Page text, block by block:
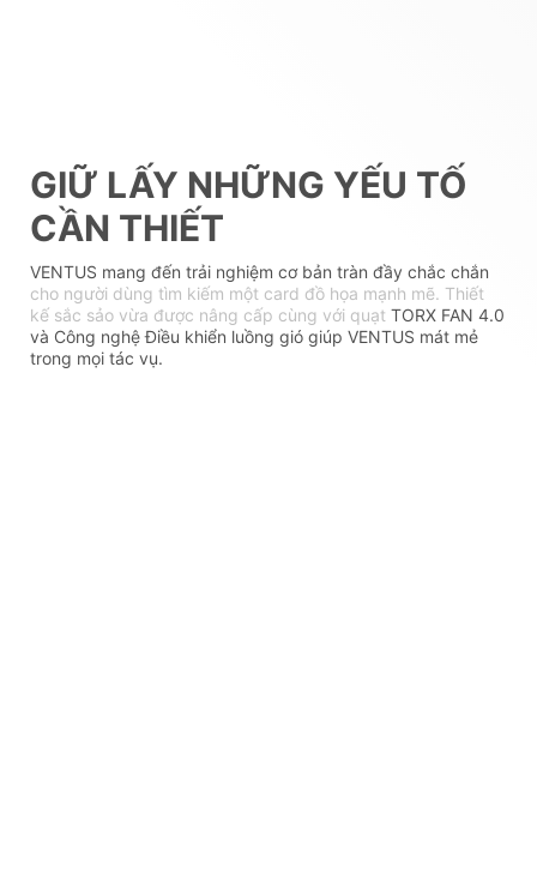
GIỮ LẤY NHỮNG YẾU TỐ
CẦN THIẾT
VENTUS mang đến trải nghiệm cơ bản tràn đầy chắc chắn
cho người dùng tìm kiếm một card đồ họa mạnh mẽ. Thiết
kế sắc sảo vừa được nâng cấp cùng với quạt TORX FAN 4.0
và Công nghệ Điều khiển luồng gió giúp VENTUS mát mẻ
trong mọi tác vụ.